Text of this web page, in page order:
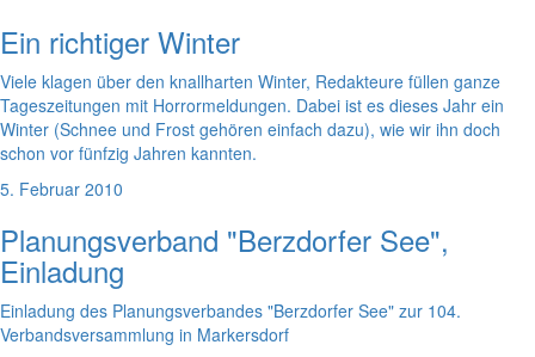
Ein richtiger Winter
Viele klagen über den knallharten Winter, Redakteure füllen ganze
Tageszeitungen mit Horrormeldungen. Dabei ist es dieses Jahr ein
Winter (Schnee und Frost gehören einfach dazu), wie wir ihn doch
schon vor fünfzig Jahren kannten.
5. Februar 2010
Planungsverband "Berzdorfer See",
Einladung
Einladung des Planungsverbandes "Berzdorfer See" zur 104.
Verbandsversammlung in Markersdorf